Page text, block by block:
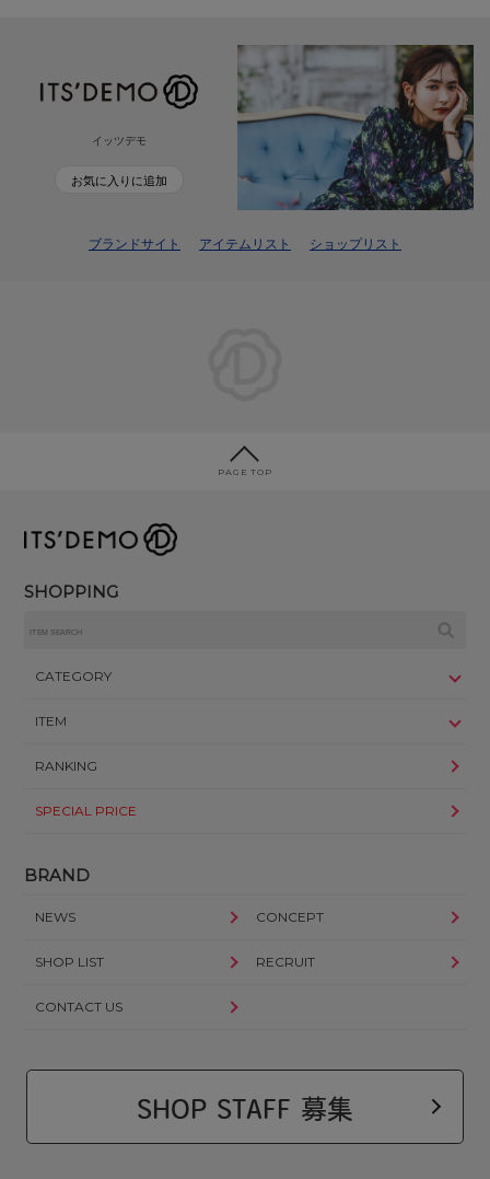
イッツデモ
お気に入りに追加
ブランドサイト アイテムリスト ショップリスト
PAGE TOP
SHOPPING
CATEGORY
ITEM
RANKING
SPECIAL PRICE
BRAND
NEWS CONCEPT
SHOP LIST RECRUIT
CONTACT US
SHOP STAFF 募集